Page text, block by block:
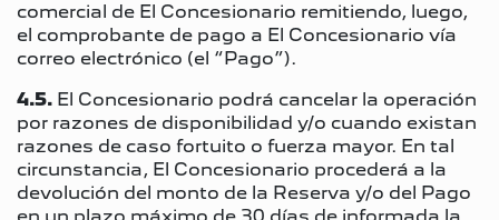
comercial de El Concesionario remitiendo, luego,
el comprobante de pago a El Concesionario vía
correo electrónico (el “Pago”).
4.5. El Concesionario podrá cancelar la operación
por razones de disponibilidad y/o cuando existan
razones de caso fortuito o fuerza mayor. En tal
circunstancia, El Concesionario procederá a la
devolución del monto de la Reserva y/o del Pago